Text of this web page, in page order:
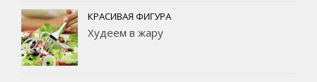
КРАСИВАЯ ФИГУРА
Худеем в жару